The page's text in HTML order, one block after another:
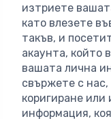
изтриете
като влезете
такъв, и
акаунта, който
вашата лична
свържете с
коригиране или
информация,